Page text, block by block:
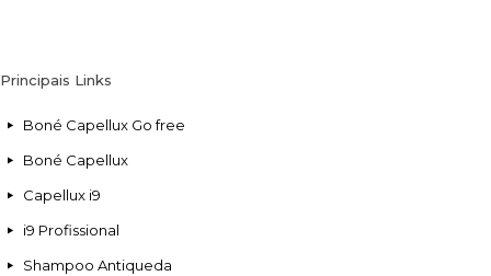
Principais Links
Boné Capellux Go free
Boné Capellux
Capellux i9
i9 Profissional
Shampoo Antiqueda